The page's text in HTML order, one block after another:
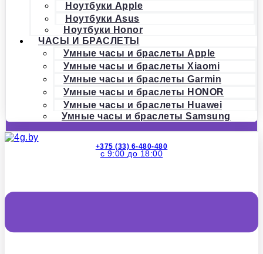
Ноутбуки Apple
Ноутбуки Asus
Ноутбуки Honor
ЧАСЫ И БРАСЛЕТЫ
Умные часы и браслеты Apple
Умные часы и браслеты Xiaomi
Умные часы и браслеты Garmin
Умные часы и браслеты HONOR
Умные часы и браслеты Huawei
Умные часы и браслеты Samsung
+375 (33) 6-480-480
с 9:00 до 18:00